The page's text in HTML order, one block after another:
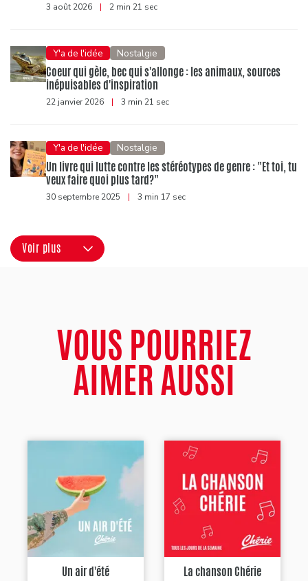
3 août 2026 | 2 min 21 sec
Y'a de l'idée Nostalgie
Coeur qui gèle, bec qui s'allonge : les animaux, sources
inépuisables d'inspiration
22 janvier 2026 | 3 min 21 sec
Y'a de l'idée Nostalgie
Un livre qui lutte contre les stéréotypes de genre : "Et toi, tu
veux faire quoi plus tard?"
30 septembre 2025 | 3 min 17 sec
Voir plus
VOUS POURRIEZ
AIMER AUSSI
Un air d'été La chanson Chérie